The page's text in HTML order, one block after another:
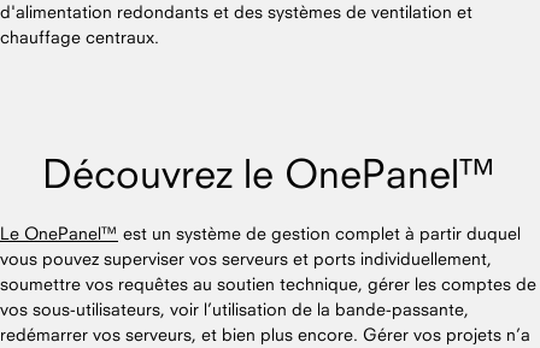
d'alimentation redondants et des systèmes de ventilation et
chauffage centraux.
Découvrez le OnePanel™
Le OnePanel™ est un système de gestion complet à partir duquel
vous pouvez superviser vos serveurs et ports individuellement,
soumettre vos requêtes au soutien technique, gérer les comptes de
vos sous-utilisateurs, voir l’utilisation de la bande-passante,
redémarrer vos serveurs, et bien plus encore. Gérer vos projets n’a